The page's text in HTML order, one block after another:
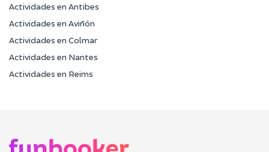
Actividades en Antibes
Actividades en Aviñón
Actividades en Colmar
Actividades en Nantes
Actividades en Reims